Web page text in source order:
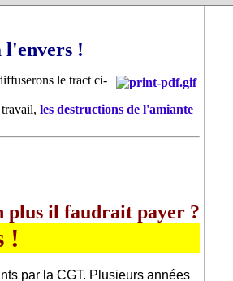
l'envers !
le tract ci-
les destructions de l'amiante
plus il faudrait payer ?
!
par la CGT. Plusieurs années